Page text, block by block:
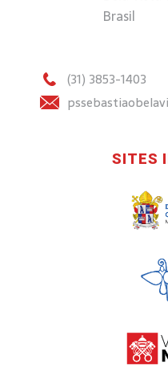
Brasil
(31) 3853-1403
SITES